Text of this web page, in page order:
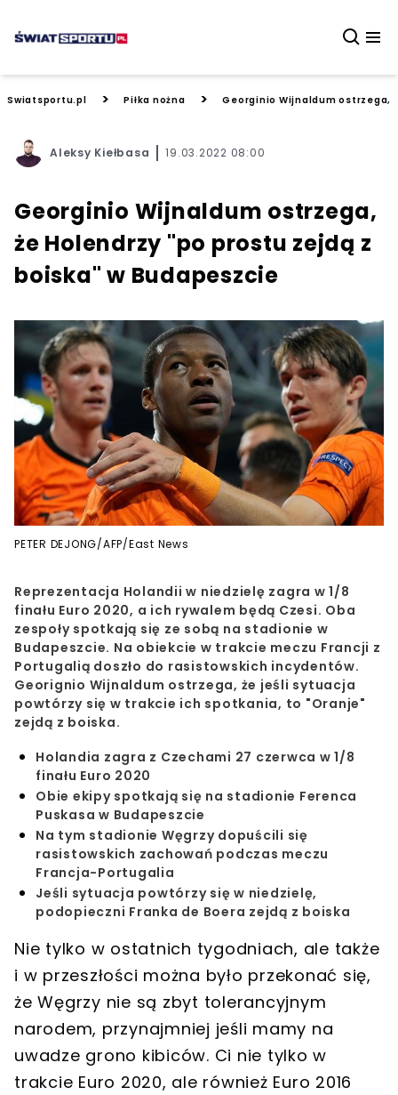
Swiatsportu.pl > Piłka nożna > Georginio Wijnaldum ostrzega,
Aleksy Kiełbasa 19.03.2022 08:00
Georginio Wijnaldum ostrzega,
że Holendrzy "po prostu zejdą z
boiska" w Budapeszcie
PETER DEJONG/AFP/East News
Reprezentacja Holandii w niedzielę zagra w 1/8
finału Euro 2020, a ich rywalem będą Czesi. Oba
zespoły spotkają się ze sobą na stadionie w
Budapeszcie. Na obiekcie w trakcie meczu Francji z
Portugalią doszło do rasistowskich incydentów.
Georignio Wijnaldum ostrzega, że jeśli sytuacja
powtórzy się w trakcie ich spotkania, to "Oranje"
zejdą z boiska.
Holandia zagra z Czechami 27 czerwca w 1/8
finału Euro 2020
Obie ekipy spotkają się na stadionie Ferenca
Puskasa w Budapeszcie
Na tym stadionie Węgrzy dopuścili się
rasistowskich zachowań podczas meczu
Francja-Portugalia
Jeśli sytuacja powtórzy się w niedzielę,
podopieczni Franka de Boera zejdą z boiska
Nie tylko w ostatnich tygodniach, ale także
i w przeszłości można było przekonać się,
że Węgrzy nie są zbyt tolerancyjnym
narodem, przynajmniej jeśli mamy na
uwadze grono kibiców. Ci nie tylko w
trakcie Euro 2020, ale również Euro 2016